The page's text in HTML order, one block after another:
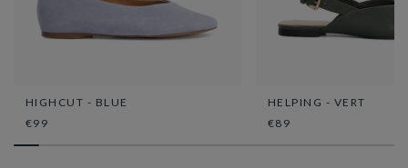
HIGHCUT - BLUE
€99
HELPING - VERT
€89